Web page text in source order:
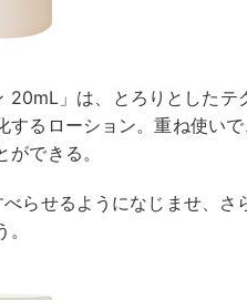
20mL」は、とろりとしたテ
するローション。重ね使い
できる。
らせるようになじませ、さ